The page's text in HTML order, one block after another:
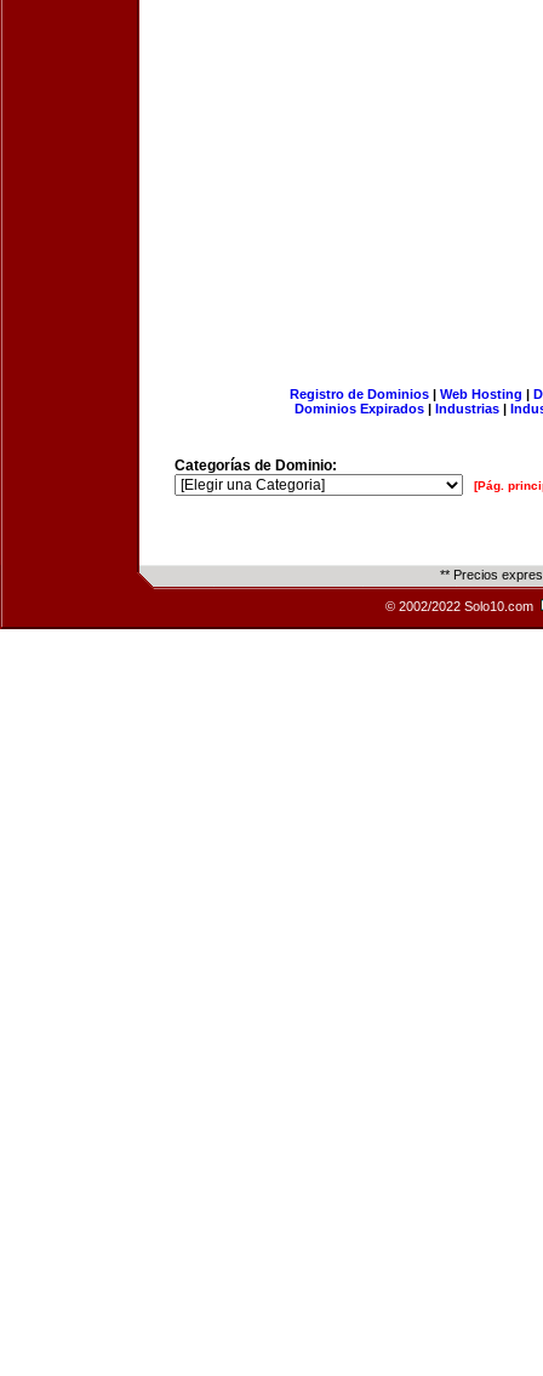
Registro de Dominios| Web Hosting |
Dominios Expirados | Industrias |
Categorías de Dominio:
[Pág.
** Precios
© 2002/2022 Solo10.com